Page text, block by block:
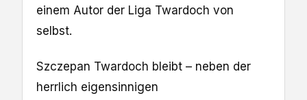
einem Autor der Liga Twardoch von
selbst.
Szczepan Twardoch bleibt – neben der
herrlich eigensinnigen